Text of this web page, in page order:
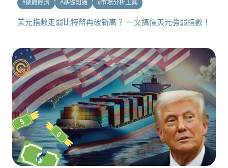
#總體經濟 #基礎知識 #市場分析工具
美元指數走弱比特幣再破新高？ 一文搞懂美元強弱指數！